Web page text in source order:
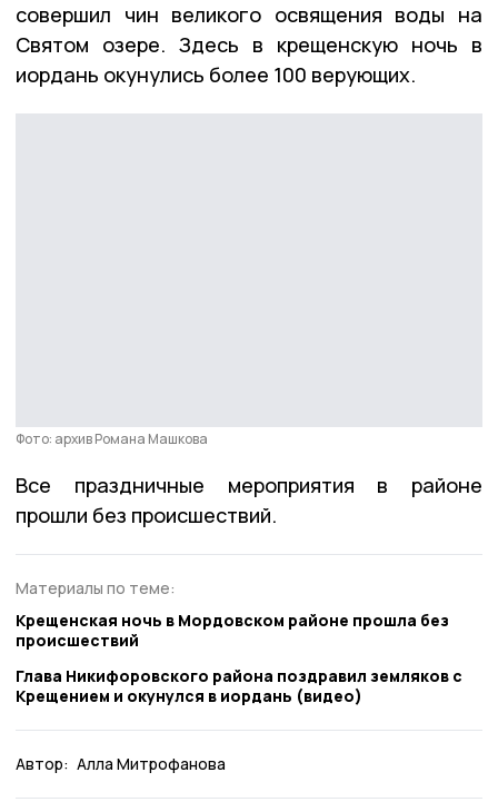
совершил чин великого освящения воды на
Святом озере. Здесь в крещенскую ночь в
иордань окунулись более 100 верующих.
Фото: архив Романа Машкова
Все праздничные мероприятия в районе
прошли без происшествий.
Материалы по теме:
Крещенская ночь в Мордовском районе прошла без
происшествий
Глава Никифоровского района поздравил земляков с
Крещением и окунулся в иордань (видео)
Автор: Алла Митрофанова